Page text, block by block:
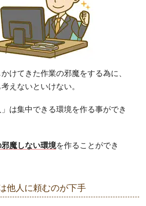
けてきた作業の邪魔をする為に、
えないといけない。
」は集中できる環境を作る事ができ
魔しない環境を作ることができ
他人に頼むのが下手